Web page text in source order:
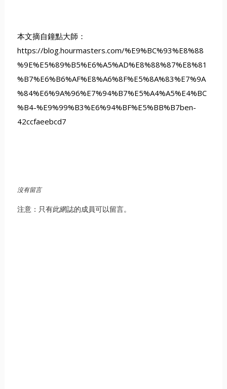
本文摘自鐘點大師：
https://blog.hourmasters.com/%E9%BC%93%E8%88
%9E%E5%89%B5%E6%A5%AD%E8%88%87%E8%81
%B7%E6%B6%AF%E8%A6%8F%E5%8A%83%E7%9A
%84%E6%9A%96%E7%94%B7%E5%A4%A5%E4%BC
%B4-%E9%99%B3%E6%94%BF%E5%BB%B7ben-
42ccfaeebcd7
沒有留言
注意：只有此網誌的成員可以留言。